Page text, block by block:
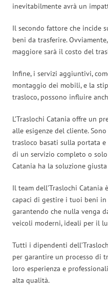
inevitabilmente avrà un
Il secondo fattore che incide
beni da trasferire.
maggiore sarà il costo del
Infine, i servizi aggiuntivi,
montaggio dei mobili, e la
trasloco, possono influire
L’Traslochi Catania offre un
alle esigenze del cliente.
trasloco basati sulla portata
di un servizio completo o
Catania ha la soluzione
Il team dell’Traslochi
capaci di gestire i tuoi beni
garantendo che nulla venga
veicoli moderni, ideali per il
Tutti i dipendenti
per garantire un processo di
loro esperienza e
alta qualità.